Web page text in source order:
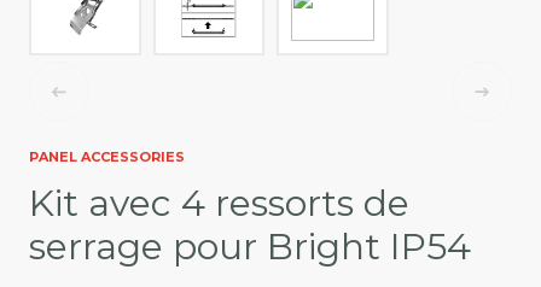
PANEL ACCESSORIES
Kit avec 4 ressorts de
serrage pour Bright IP54